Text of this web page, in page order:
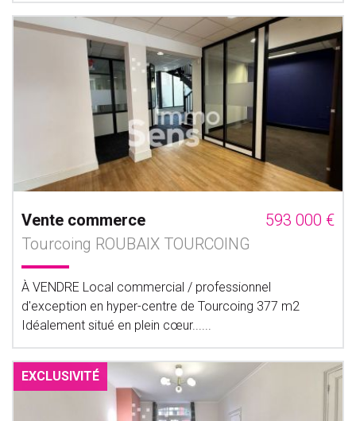
Vente commerce
593 000 €
Tourcoing ROUBAIX TOURCOING
À VENDRE Local commercial / professionnel
d'exception en hyper-centre de Tourcoing 377 m2
Idéalement situé en plein cœur......
EXCLUSIVITÉ